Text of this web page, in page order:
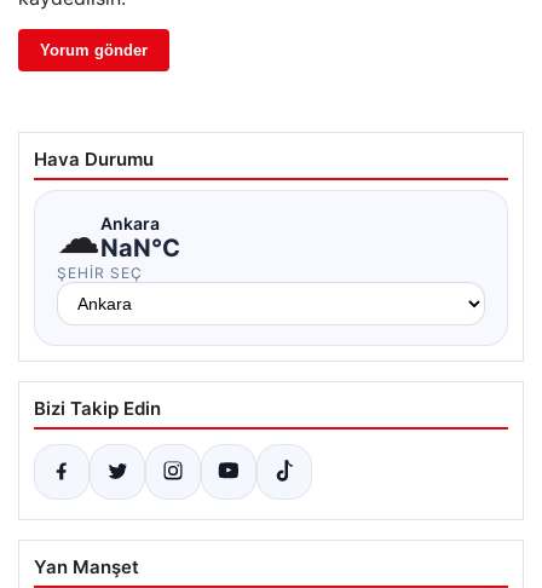
Hava Durumu
☁Ankara
NaN°C
ŞEHIR SEÇ
Bizi Takip Edin
Yan Manşet